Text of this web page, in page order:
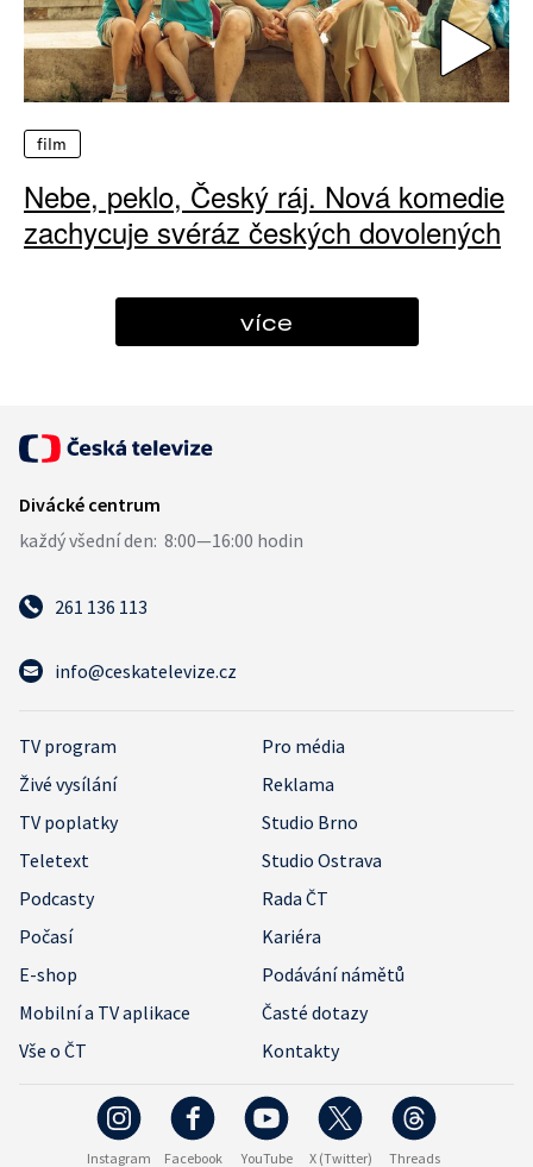
film
Nebe, peklo, Český ráj. Nová komedie
zachycuje svéráz českých dovolených
více
261 136 113
info@ceskatelevize.cz
TV program
Pro média
Živé vysílání
Reklama
TV poplatky
Studio Brno
Teletext
Studio Ostrava
Podcasty
Rada ČT
Počasí
Kariéra
E-shop
Podávání námětů
Mobilní a TV aplikace
Časté dotazy
Vše o ČT
Kontakty
Instagram Facebook YouTube X (Twitter) Threads